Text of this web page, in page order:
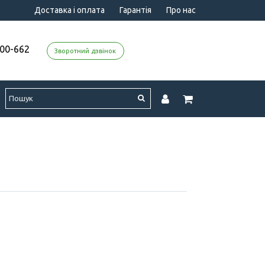
Доставка і оплата Гарантія Про нас
662 Зворотний дзвінок